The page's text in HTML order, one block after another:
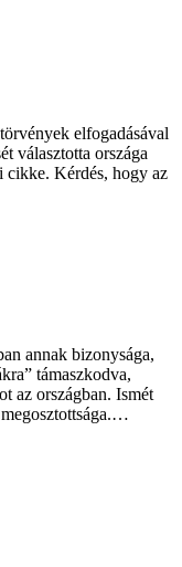
elfogadásával
választotta országa
cikke. Kérdés, hogy az
annak bizonysága,
támaszkodva,
az országban. Ismét